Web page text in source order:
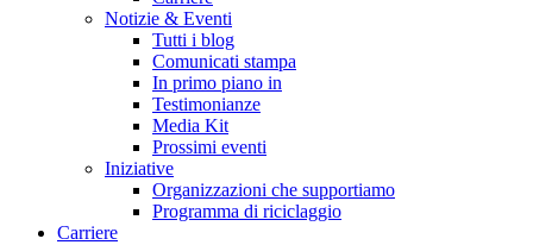
Notizie & Eventi
Tutti i blog
Comunicati stampa
In primo piano in
Testimonianze
Media Kit
Prossimi eventi
Iniziative
Organizzazioni che supportiamo
Programma di riciclaggio
Carriere